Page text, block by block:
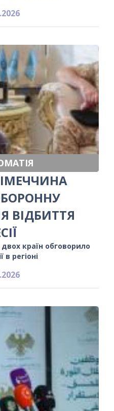
ВІДБИТТЯ
країн обговорило
в регіоні